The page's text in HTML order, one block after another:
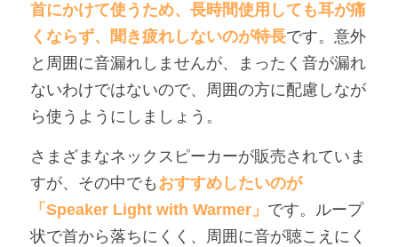
首にかけて使うため、長時間使用しても耳が痛
くならず、聞き疲れしないのが特長です。意外
と周囲に音漏れしませんが、まったく音が漏れ
ないわけではないので、周囲の方に配慮しなが
ら使うようにしましょう。
さまざまなネックスピーカーが販売されていま
すが、その中でも おすすめしたいのが
「Speaker Light with Warmer」 です。ループ
状で首から落ちにくく、周囲に音が聴こえにく